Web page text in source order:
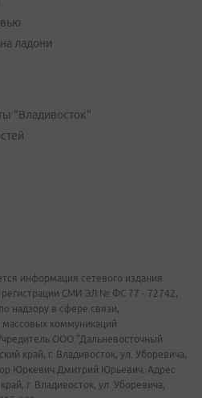
ладони
"Владивосток"
информация сетевого издания
регистрации СМИ ЭЛ № ФС 77 - 72742,
надзору в сфере связи,
коммуникаций
ООО "Дальневосточный
край, г. Владивосток, ул. Уборевича,
Юркевич Дмитрий Юрьевич. Адрес
г. Владивосток, ул. Уборевича,